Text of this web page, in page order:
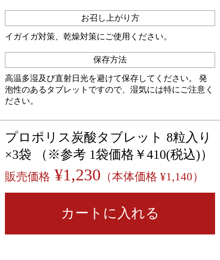
お召し上がり方
イガイガ対策、乾燥対策にご使用ください。
保存方法
高温多湿及び直射日光を避けて保存してください。 発
泡性のあるタブレットですので、湿気には特にご注意く
ださい。
プロポリス炭酸タブレット 8粒入り
×3袋 （※参考 1袋価格￥410(税込)）
販売価格 ¥1,230 （本体価格 ¥1,140）
カートに入れる